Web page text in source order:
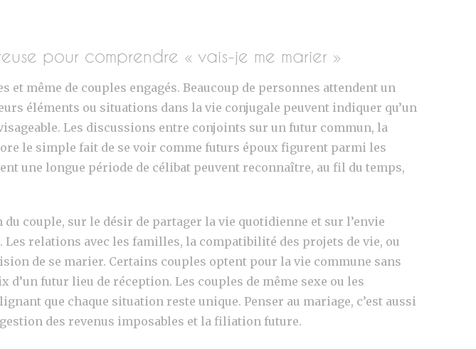
pour comprendre « vais-je me marier »
même de couples engagés. Beaucoup de personnes attendent un
éléments ou situations dans la vie conjugale peuvent indiquer qu’un
Les discussions entre conjoints sur un futur commun, la
le simple fait de se voir comme futurs époux figurent parmi les
une longue période de célibat peuvent reconnaître, au fil du temps,
couple, sur le désir de partager la vie quotidienne et sur l’envie
relations avec les familles, la compatibilité des projets de vie, ou
de se marier. Certains couples optent pour la vie commune sans
futur lieu de réception. Les couples de même sexe ou les
que chaque situation reste unique. Penser au mariage, c’est aussi
des revenus imposables et la filiation future.